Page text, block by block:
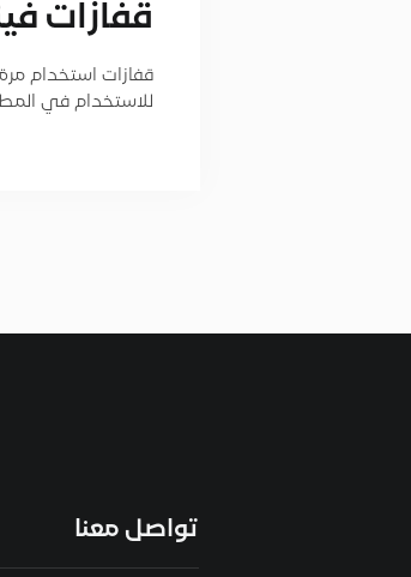
قفازات
قفازات استخدام مرة
للاستخدام في
تواصل معنا